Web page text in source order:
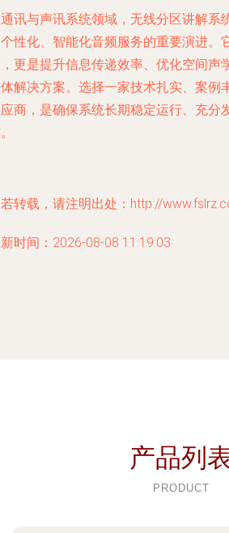
讯与声讯系统领域，无线分区讲解系
性化、智能化音频服务的重要演进。
更是提升信息传递效率、优化空间声
解决方案。选择一家技术扎实、案例
商，是确保系统长期稳定运行、充分
转载，请注明出处：http://
时间：2026-08-08 11:19:03
产品列
PRODUCT